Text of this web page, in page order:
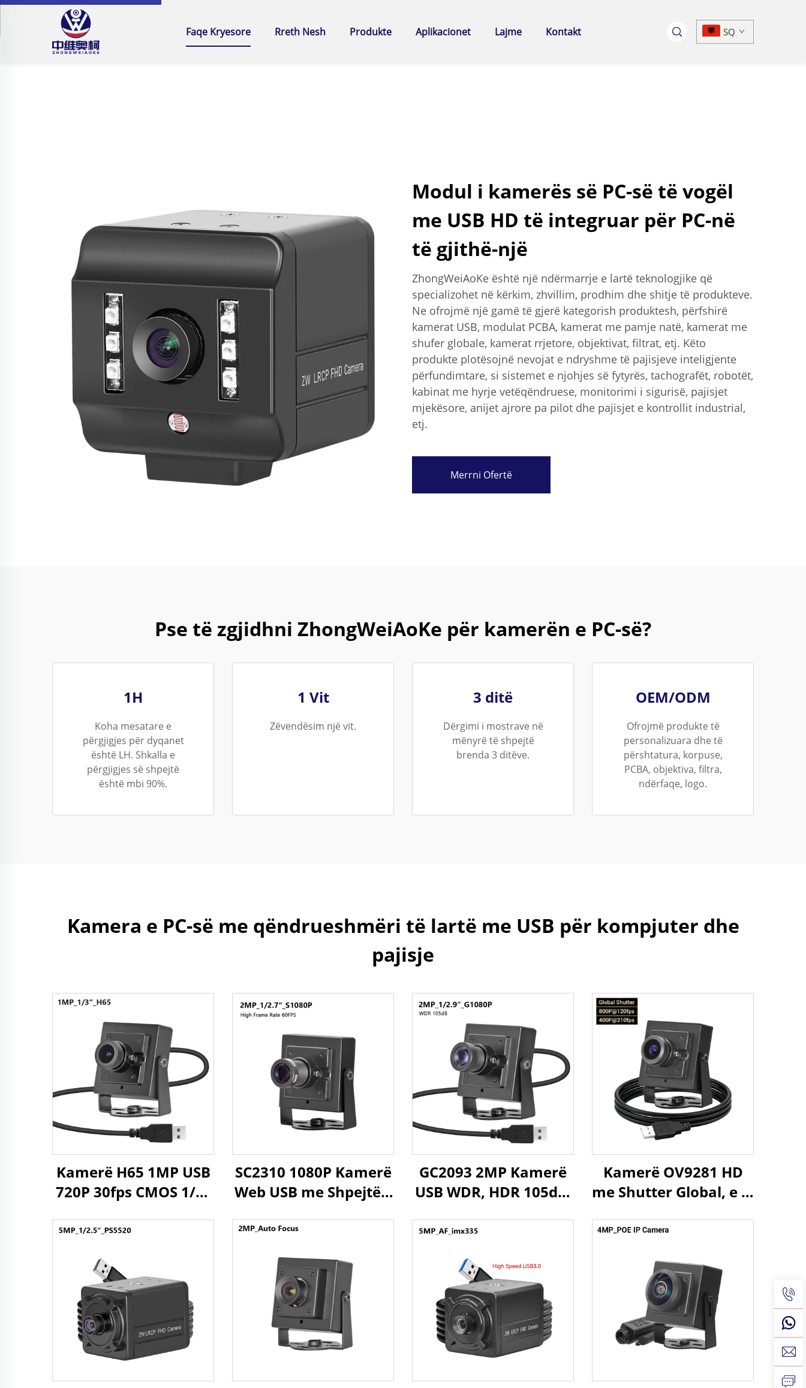
Faqe Kryesore Rreth Nesh Produkte Aplikacionet Lajme Kontakt SQ
Modul i kamerës së PC-së të vogël
me USB HD të integruar për PC-në
të gjithë-një
ZhongWeiAoKe është një ndërmarrje e lartë teknologjike që
specializohet në kërkim, zhvillim, prodhim dhe shitje të produkteve.
Ne ofrojmë një gamë të gjerë kategorish produktesh, përfshirë
kamerat USB, modulat PCBA, kamerat me pamje natë, kamerat me
shufer globale, kamerat rrjetore, objektivat, filtrat, etj. Këto
produkte plotësojnë nevojat e ndryshme të pajisjeve inteligjente
përfundimtare, si sistemet e njohjes së fytyrës, tachografët, robotët,
kabinat me hyrje vetëqëndruese, monitorimi i sigurisë, pajisjet
mjekësore, anijet ajrore pa pilot dhe pajisjet e kontrollit industrial,
etj.
Merrni Ofertë
Pse të zgjidhni ZhongWeiAoKe për kamerën e PC-së?
1H
Koha mesatare e
përgjigjes për dyqanet
është LH. Shkalla e
përgjigjes së shpejtë
është mbi 90%.
1 Vit
Zëvendësim një vit.
3 ditë
Dërgimi i mostrave në
mënyrë të shpejtë
brenda 3 ditëve.
OEM/ODM
Ofrojmë produkte të
personalizuara dhe të
përshtatura, korpuse,
PCBA, objektiva, filtra,
ndërfaqe, logo.
Kamera e PC-së me qëndrueshmëri të lartë me USB për kompjuter dhe
pajisje
Kamerë H65 1MP USB
720P 30fps CMOS 1/3"
Kamerë Mini me
SC2310 1080P Kamerë
Web USB me Shpejtësi
Kamerë Mini HD 2MP
Play
GC2093 2MP Kamerë
USB WDR, HDR 105dB,
Plug and Play me
Raspberry Pi
Kamerë OV9281 HD
me Shutter Global, e Zi
800P, 210fps, 640X480,
Industriale për Kapje
të Shpejtë